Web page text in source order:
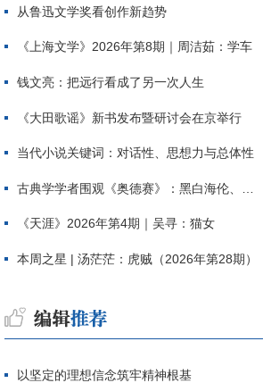
从鲁迅文学奖看创作新趋势
《上海文学》2026年第8期｜周洁茹：学车
钱文亮：把远行看成了另一次人生
《大田歌谣》新书发布暨研讨会在京举行
当代小说关键词：对话性、思想力与总体性
古典学学者围观《奥德赛》：黑白海伦、佩涅罗佩的别针与神秘入侵者
《天涯》2026年第4期｜吴寻：猫女
本周之星 | 汤茫茫：虎贼（2026年第28期）
以坚定的理想信念筑牢精神根基